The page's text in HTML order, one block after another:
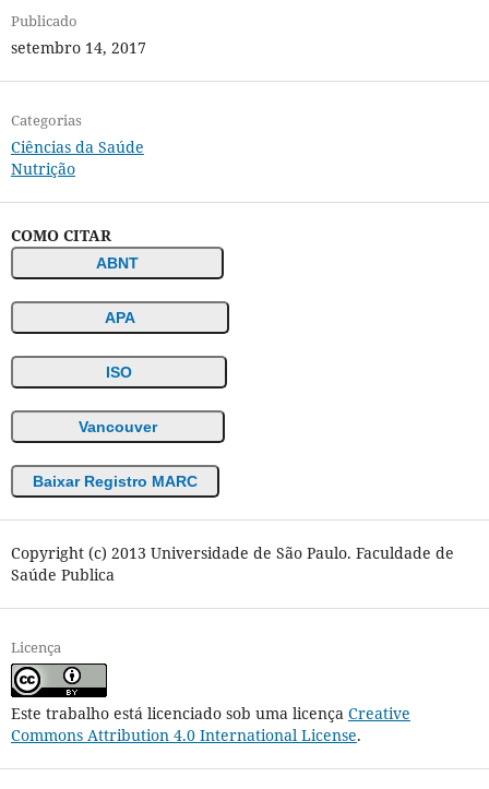
Publicado
setembro 14, 2017
Categorias
Ciências da Saúde
Nutrição
COMO CITAR
ABNT
APA
ISO
Vancouver
Baixar Registro MARC
Copyright (c) 2013 Universidade de São Paulo. Faculdade de
Saúde Publica
Licença
Este trabalho está licenciado sob uma licença Creative
Commons Attribution 4.0 International License.